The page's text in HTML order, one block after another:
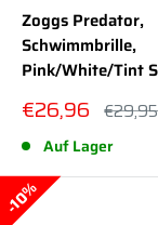
Zoggs Predator,
Schwimmbrille,
Pink/White/Tint
Sonderpreis
€26,96 €29,95
Auf Lager
10%